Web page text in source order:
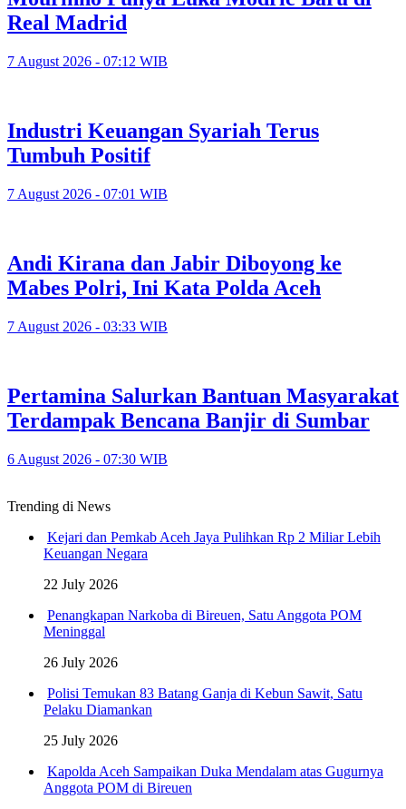
Real Madrid
7 August 2026 - 07:12 WIB
Industri Keuangan Syariah Terus
Tumbuh Positif
7 August 2026 - 07:01 WIB
Andi Kirana dan Jabir Diboyong ke
Mabes Polri, Ini Kata Polda Aceh
7 August 2026 - 03:33 WIB
Pertamina Salurkan Bantuan Masyarakat
Terdampak Bencana Banjir di Sumbar
6 August 2026 - 07:30 WIB
Trending di News
Kejari dan Pemkab Aceh Jaya Pulihkan Rp 2 Miliar Lebih
Keuangan Negara
22 July 2026
Penangkapan Narkoba di Bireuen, Satu Anggota POM
Meninggal
26 July 2026
Polisi Temukan 83 Batang Ganja di Kebun Sawit, Satu
Pelaku Diamankan
25 July 2026
Kapolda Aceh Sampaikan Duka Mendalam atas Gugurnya
Anggota POM di Bireuen